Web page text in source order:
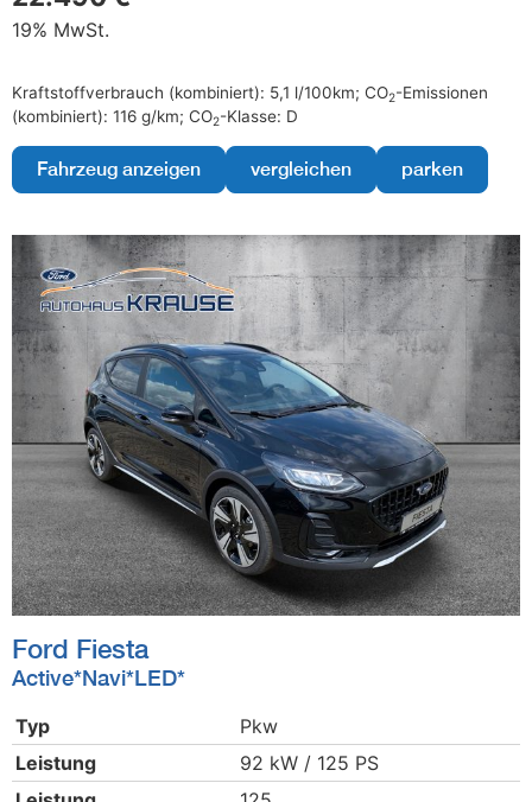
19% MwSt.
Kraftstoffverbrauch (kombiniert): 5,1 l/100km; CO2-Emissionen
(kombiniert): 116 g/km; CO2-Klasse: D
Fahrzeug anzeigen vergleichen parken
Ford Fiesta
Active*Navi*LED*
Typ
Pkw
Leistung
92 kW / 125 PS